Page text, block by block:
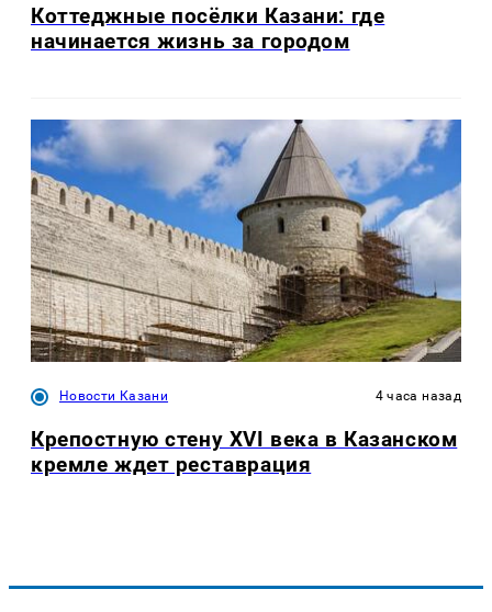
Коттеджные посёлки Казани: где
начинается жизнь за городом
Новости Казани 4 часа назад
Крепостную стену XVI века в Казанском
кремле ждет реставрация